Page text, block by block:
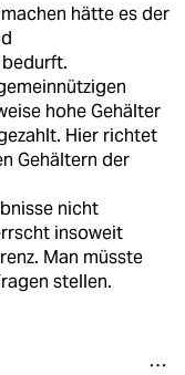
hätte es der
hohe Gehälter
Hier richtet
Gehältern der
nicht
insoweit
Man müsste
stellen.